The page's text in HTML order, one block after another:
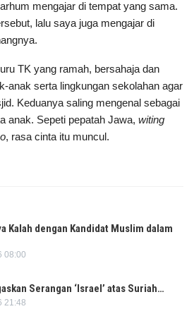
mengajar di tempat yang sama.
lalu saya juga mengajar di
TK yang ramah, bersahaja dan
anak serta lingkungan sekolahan agar
Keduanya saling mengenal sebagai
anak. Sepeti pepatah Jawa, witing
, rasa cinta itu muncul.
Kalah dengan Kandidat Muslim dalam
08:00
Serangan ‘Israel’ atas Suriah…
21:48